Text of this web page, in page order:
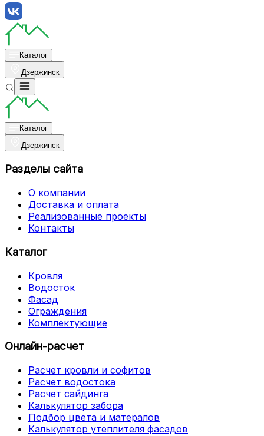
Каталог
Дзержинск
Каталог
Дзержинск
Разделы сайта
О компании
Доставка и оплата
Реализованные проекты
Контакты
Каталог
Кровля
Водосток
Фасад
Ограждения
Комплектующие
Онлайн-расчет
Расчет кровли и софитов
Расчет водостока
Расчет сайдинга
Калькулятор забора
Подбор цвета и матералов
Калькулятор утеплителя фасадов